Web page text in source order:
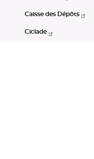
Caisse des Dépôts
Ciclade